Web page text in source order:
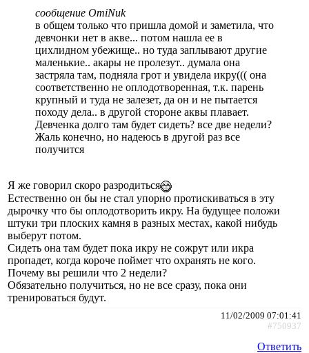
сообщение OmiNuk
в общем только что пришла домой и заметила, что
девчонки нет в акве... потом нашла ее в
цихлидном убежище.. но туда заплывают другие
маленькие.. акары не пролезут.. думала она
застряла там, подняла грот и увидела икру((( она
соответственно не оплодотворенная, т.к. парень
крупный и туда не залезет, да он и не пытается
походу дела.. в другой стороне аквы плавает.
Девченка долго там будет сидеть? все две недели?
Жаль конечно, но надеюсь в другой раз все
получится
Я же говорил скоро разродиться
Естественно он бы не стал упорно протискиваться в эту
дырочку что бы оплодотворить икру. На будущее положи
штуки три плоских камня в разных местах, какой нибудь
выберут потом.
Сидеть она там будет пока икру не сожрут или икра
пропадет, когда короче поймет что охранять не кого.
Почему вы решили что 2 недели?
Обязательно получиться, но не все сразу, пока они
тренироваться будут.
11/02/2009 07:01:41
#750937
Ответить